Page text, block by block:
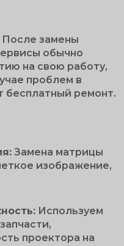
После замены
обычно
на свою работу,
проблем в
бесплатный ремонт.
Замена матрицы
изображение,
Используем
проектора на